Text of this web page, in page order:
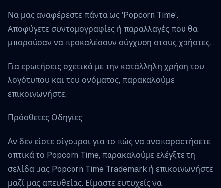
Να μας αναφέρεστε πάντα ως 'Popcorn Time'.
Αποφύγετε συντομογραφίες ή παραλλαγές που θα
μπορούσαν να προκαλέσουν σύγχυση στους χρήστες.
Για ερωτήσεις σχετικά με την κατάλληλη χρήση του
λογότυπου και του ονόματος, παρακαλούμε
επικοινωνήστε.
Πρόσθετες Οδηγίες
Αν δεν είστε σίγουροι για το πώς να αναπαραστήσετε
οπτικά το Popcorn Time, παρακαλούμε ελέγξτε τη
σελίδα μας Popcorn Time Trademark ή επικοινωνήστε
μαζί μας απευθείας. Είμαστε ευτυχείς να